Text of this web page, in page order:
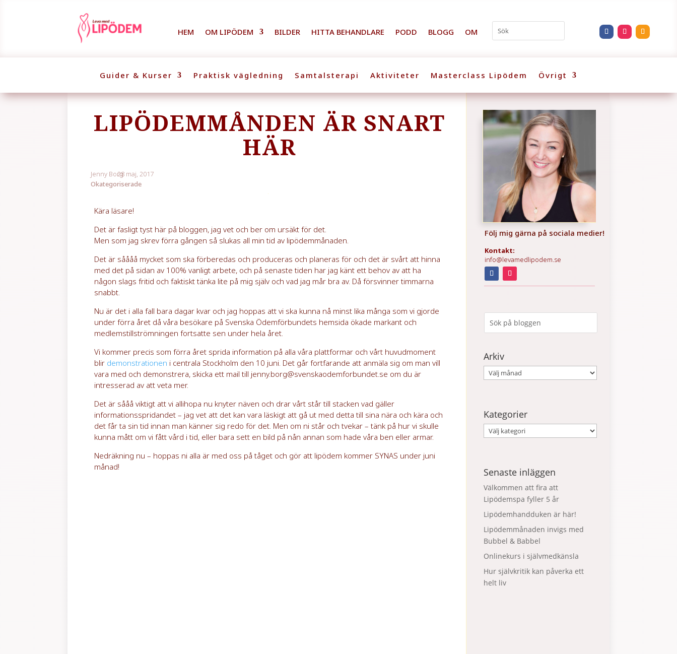
HEM OM LIPÖDEM BILDER HITTA BEHANDLARE PODD BLOGG OM
Guider & Kurser Praktisk vägledning Samtalsterapi Aktiviteter Masterclass Lipödem Övrigt
LIPÖDEMMÅNDEN ÄR SNART
HÄR
Jenny Borg28 maj, 2017
Okategoriserade
Kära läsare!
Det är fasligt tyst här på bloggen, jag vet och ber om ursäkt för det.
Men som jag skrev förra gången så slukas all min tid av lipödemmånaden.
Det är såååå mycket som ska förberedas och produceras och planeras för och det är svårt att hinna
med det på sidan av 100% vanligt arbete, och på senaste tiden har jag känt ett behov av att ha
någon slags fritid och faktiskt tänka lite på mig själv och vad jag mår bra av. Då försvinner timmarna
snabbt.
Nu är det i alla fall bara dagar kvar och jag hoppas att vi ska kunna nå minst lika många som vi gjorde
under förra året då våra besökare på Svenska Ödemförbundets hemsida ökade markant och
medlemstillströmningen fortsatte sen under hela året.
Vi kommer precis som förra året sprida information på alla våra plattformar och vårt huvudmoment
blir demonstrationen i centrala Stockholm den 10 juni. Det går fortfarande att anmäla sig om man vill
vara med och demonstrera, skicka ett mail till jenny.borg@svenskaodemforbundet.se om du är
intresserad av att veta mer.
Det är sååå viktigt att vi allihopa nu knyter näven och drar vårt står till stacken vad gäller
informationsspridandet – jag vet att det kan vara läskigt att gå ut med detta till sina nära och kära och
det får ta sin tid innan man känner sig redo för det. Men om ni står och tvekar – tänk på hur vi skulle
kunna mått om vi fått vård i tid, eller bara sett en bild på nån annan som hade våra ben eller armar.
Nedräkning nu – hoppas ni alla är med oss på tåget och gör att lipödem kommer SYNAS under juni
månad!
Följ mig gärna på sociala medier!
Kontakt:
info@levamedlipodem.se
Arkiv
Arkiv
Kategorier
Kategorier
Senaste inläggen
Välkommen att fira att
Lipödemspa fyller 5 år
Lipödemhandduken är här!
Lipödemmånaden invigs med
Bubbel & Babbel
Onlinekurs i självmedkänsla
Hur självkritik kan påverka ett
helt liv